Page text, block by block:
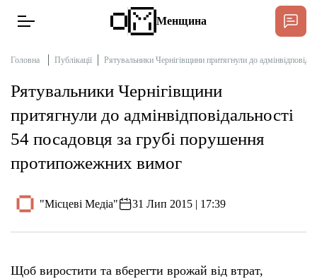
Новини
Публікації
Про нас
Підтримати
Менщина
Головна Публікації Рятувальники Чернігівщини притягнули до
Рятувальники Чернігівщини
притягнули до адмінвідповідальності
54 посадовця за грубі порушення
протипожежних вимог
"Місцеві Медіа" 31 Лип 2015 | 17:39
Щоб виростити та вберегти врожай від втрат,